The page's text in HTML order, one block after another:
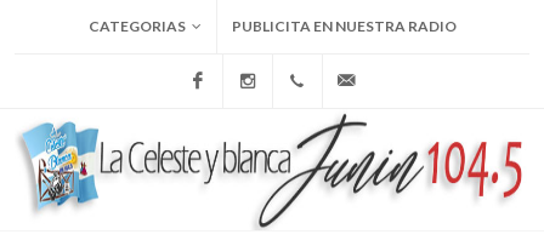
CATEGORIAS PUBLICITA EN NUESTRA RADIO
FacebookInstagram+54 9 236 465-4833